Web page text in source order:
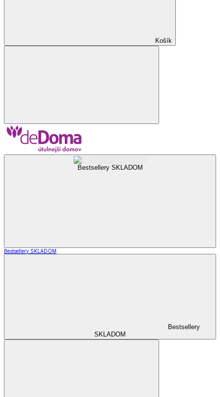
Košík
Bestsellery SKLADOM
Bestsellery SKLADOM
Bestsellery
SKLADOM